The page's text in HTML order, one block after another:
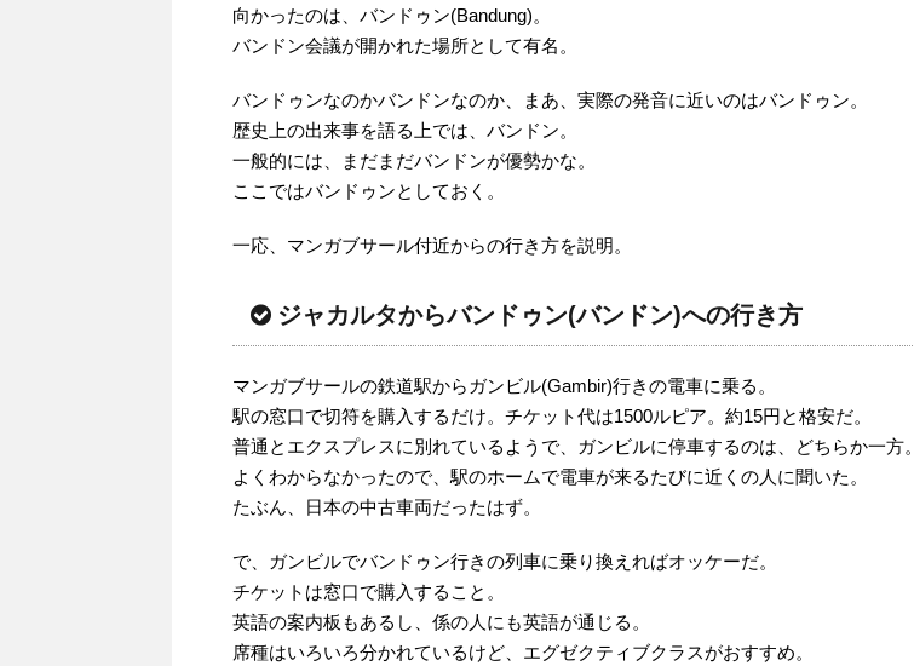
向かったのは、バンドゥン(Bandung)。
バンドン会議が開かれた場所として有名。
バンドゥンなのかバンドンなのか、まあ、実際の発音に近いのはバンドゥン。
歴史上の出来事を語る上では、バンドン。
一般的には、まだまだバンドンが優勢かな。
ここではバンドゥンとしておく。
一応、マンガブサール付近からの行き方を説明。
ジャカルタからバンドゥン(バンドン)への行き方
マンガブサールの鉄道駅からガンビル(Gambir)行きの電車に乗る。
駅の窓口で切符を購入するだけ。チケット代は1500ルピア。約15円と格安だ。
普通とエクスプレスに別れているようで、ガンビルに停車するのは、どちらか一方。
よくわからなかったので、駅のホームで電車が来るたびに近くの人に聞いた。
たぶん、日本の中古車両だったはず。
で、ガンビルでバンドゥン行きの列車に乗り換えればオッケーだ。
チケットは窓口で購入すること。
英語の案内板もあるし、係の人にも英語が通じる。
席種はいろいろ分かれているけど、エグゼクティブクラスがおすすめ。